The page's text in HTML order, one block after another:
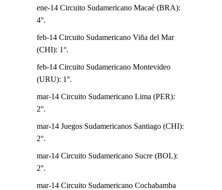
ene-14 Circuito Sudamericano Macaé (BRA):
4°.
feb-14 Circuito Sudamericano Viña del Mar
(CHI): 1°.
feb-14 Circuito Sudamericano Montevideo
(URU): 1°.
mar-14 Circuito Sudamericano Lima (PER):
2°.
mar-14 Juegos Sudamericanos Santiago (CHI):
2°.
mar-14 Circuito Sudamericano Sucre (BOL):
2°.
mar-14 Circuito Sudamericano Cochabamba